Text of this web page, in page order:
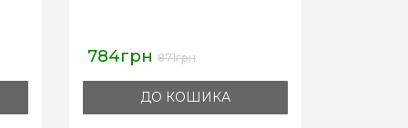
573грн 637грн
ДО КОШИКА